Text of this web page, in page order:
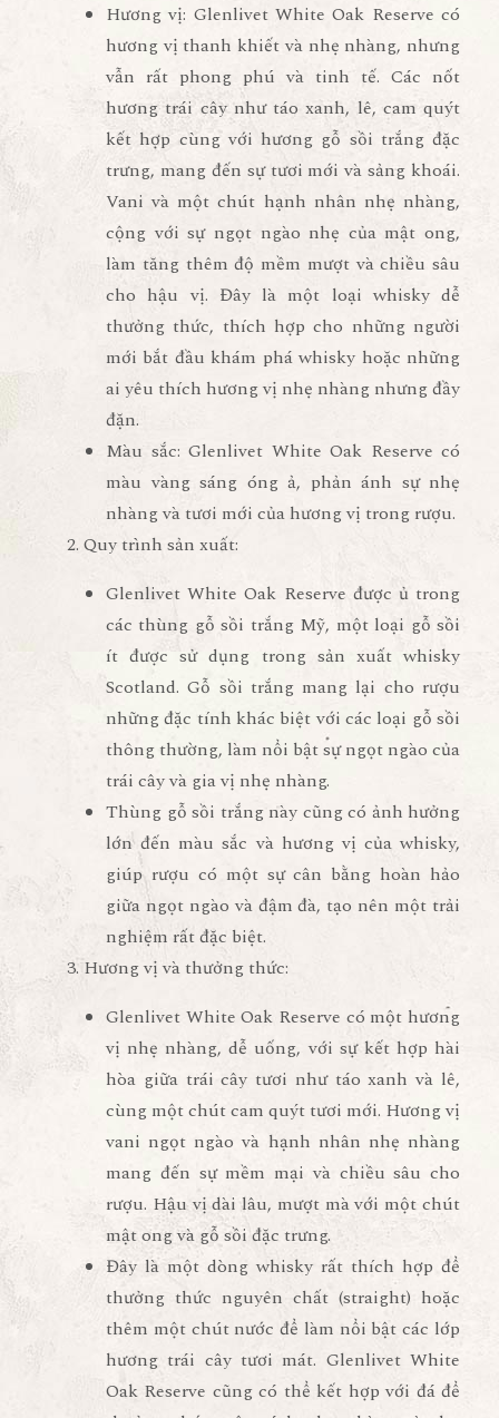
Hương vị: Glenlivet White Oak Reserve có
hương vị thanh khiết và nhẹ nhàng, nhưng
vẫn rất phong phú và tinh tế. Các nốt
hương trái cây như táo xanh, lê, cam quýt
kết hợp cùng với hương gỗ sồi trắng đặc
trưng, mang đến sự tươi mới và sảng khoái.
Vani và một chút hạnh nhân nhẹ nhàng,
cộng với sự ngọt ngào nhẹ của mật ong,
làm tăng thêm độ mềm mượt và chiều sâu
cho hậu vị. Đây là một loại whisky dễ
thưởng thức, thích hợp cho những người
mới bắt đầu khám phá whisky hoặc những
ai yêu thích hương vị nhẹ nhàng nhưng đầy
đặn.
Màu sắc: Glenlivet White Oak Reserve có
màu vàng sáng óng ả, phản ánh sự nhẹ
nhàng và tươi mới của hương vị trong rượu.
Quy trình sản xuất:
Glenlivet White Oak Reserve được ủ trong
các thùng gỗ sồi trắng Mỹ, một loại gỗ sồi
ít được sử dụng trong sản xuất whisky
Scotland. Gỗ sồi trắng mang lại cho rượu
những đặc tính khác biệt với các loại gỗ sồi
thông thường, làm nổi bật sự ngọt ngào của
trái cây và gia vị nhẹ nhàng.
Thùng gỗ sồi trắng này cũng có ảnh hưởng
lớn đến màu sắc và hương vị của whisky,
giúp rượu có một sự cân bằng hoàn hảo
giữa ngọt ngào và đậm đà, tạo nên một trải
nghiệm rất đặc biệt.
Hương vị và thưởng thức:
Glenlivet White Oak Reserve có một hương
vị nhẹ nhàng, dễ uống, với sự kết hợp hài
hòa giữa trái cây tươi như táo xanh và lê,
cùng một chút cam quýt tươi mới. Hương vị
vani ngọt ngào và hạnh nhân nhẹ nhàng
mang đến sự mềm mại và chiều sâu cho
rượu. Hậu vị dài lâu, mượt mà với một chút
mật ong và gỗ sồi đặc trưng.
Đây là một dòng whisky rất thích hợp để
thưởng thức nguyên chất (straight) hoặc
thêm một chút nước để làm nổi bật các lớp
hương trái cây tươi mát. Glenlivet White
Oak Reserve cũng có thể kết hợp với đá để